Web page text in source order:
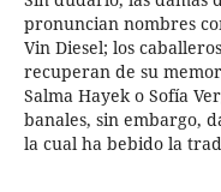
pronuncian nombres
Vin Diesel; los
recuperan de su
Salma Hayek o Sofía
banales, sin embargo,
la cual ha bebido la